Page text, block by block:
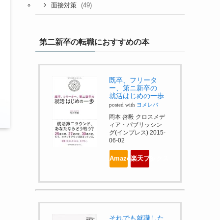
面接対策 (49)
第二新卒の転職におすすめの本
既卒、フリータ
ー、第ニ新卒の
就活はじめの一歩
posted with ヨメレバ
岡本 啓毅 クロスメデ
ィア・パブリッシン
グ(インプレス) 2015-
06-02
Amazonで見る楽天ブックスで見る
それでも就職した